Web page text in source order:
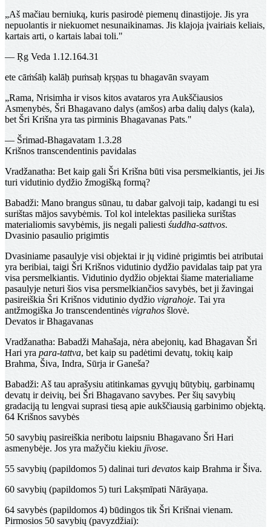
„Aš mačiau berniuką, kuris pasirodė piemenų dinastijoje. Jis yra
nepuolantis ir niekuomet nesunaikinamas. Jis klajoja įvairiais keliais,
kartais arti, o kartais labai toli."
— Ṛg Veda 1.12.164.31
ete cāṁśāḥ kalāḥ puṁsaḥ kṛṣṇas tu bhagavān svayam
„Rama, Nrisimha ir visos kitos avataros yra Aukščiausios
Asmenybės, Šri Bhagavano dalys (amšos) arba dalių dalys (kala),
bet Šri Krišna yra tas pirminis Bhagavanas Pats."
— Šrimad-Bhagavatam 1.3.28
Krišnos transcendentinis pavidalas
Vradžanatha: Bet kaip gali Šri Krišna būti visa persmelkiantis, jei Jis
turi vidutinio dydžio žmogišką formą?
Babadži: Mano brangus sūnau, tu dabar galvoji taip, kadangi tu esi
surištas mājos savybėmis. Tol kol intelektas pasilieka surištas
materialiomis savybėmis, jis negali paliesti śuddha-sattvos.
Dvasinio pasaulio prigimtis
Dvasiniame pasaulyje visi objektai ir jų vidinė prigimtis bei atributai
yra beribiai, taigi Šri Krišnos vidutinio dydžio pavidalas taip pat yra
visa persmelkiantis. Vidutinio dydžio objektai šiame materialiame
pasaulyje neturi šios visa persmelkiančios savybės, bet ji žavingai
pasireiškia Šri Krišnos vidutinio dydžio vigrahoje. Tai yra
antžmogiška Jo transcendentinės vigrahos šlovė.
Devatos ir Bhagavanas
Vradžanatha: Babadži Mahašaja, nėra abejonių, kad Bhagavan Šri
Hari yra para-tattva, bet kaip su padėtimi devatų, tokių kaip
Brahma, Šiva, Indra, Sūrja ir Ganeša?
Babadži: Aš tau aprašysiu atitinkamas gyvųjų būtybių, garbinamų
devatų ir deivių, bei Šri Bhagavano savybes. Per šių savybių
gradaciją tu lengvai suprasi tiesą apie aukščiausią garbinimo objektą.
64 Krišnos savybės
50 savybių pasireiškia neribotu laipsniu Bhagavano Šri Hari
asmenybėje. Jos yra mažyčiu kiekiu jīvose.
55 savybių (papildomos 5) dalinai turi devatos kaip Brahma ir Šiva.
60 savybių (papildomos 5) turi Lakṣmīpati Nārāyaṇa.
64 savybės (papildomos 4) būdingos tik Šri Krišnai vienam.
Pirmosios 50 savybių (pavyzdžiai):